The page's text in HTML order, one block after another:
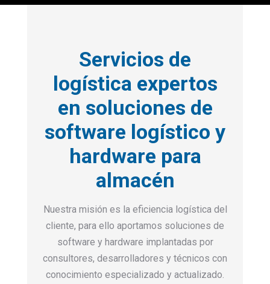
Servicios de
logística expertos
en soluciones de
software logístico y
hardware para
almacén
Nuestra misión es la eficiencia logística del
cliente, para ello aportamos soluciones de
software y hardware implantadas por
consultores, desarrolladores y técnicos con
conocimiento especializado y actualizado.